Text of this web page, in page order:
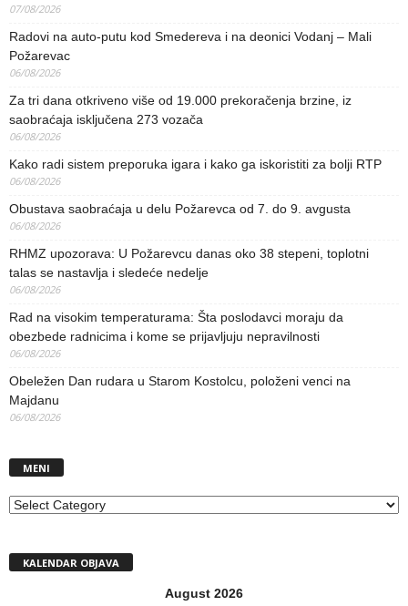
07/08/2026
Radovi na auto-putu kod Smedereva i na deonici Vodanj – Mali
Požarevac
06/08/2026
Za tri dana otkriveno više od 19.000 prekoračenja brzine, iz
saobraćaja isključena 273 vozača
06/08/2026
Kako radi sistem preporuka igara i kako ga iskoristiti za bolji RTP
06/08/2026
Obustava saobraćaja u delu Požarevca od 7. do 9. avgusta
06/08/2026
RHMZ upozorava: U Požarevcu danas oko 38 stepeni, toplotni
talas se nastavlja i sledeće nedelje
06/08/2026
Rad na visokim temperaturama: Šta poslodavci moraju da
obezbede radnicima i kome se prijavljuju nepravilnosti
06/08/2026
Obeležen Dan rudara u Starom Kostolcu, položeni venci na
Majdanu
06/08/2026
MENI
MENI
KALENDAR OBJAVA
August 2026